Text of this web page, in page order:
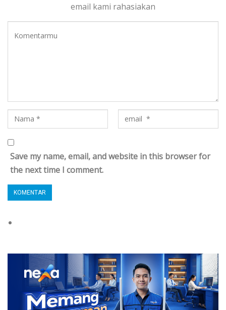
email kami rahasiakan
Save my name, email, and website in this browser for
the next time I comment.